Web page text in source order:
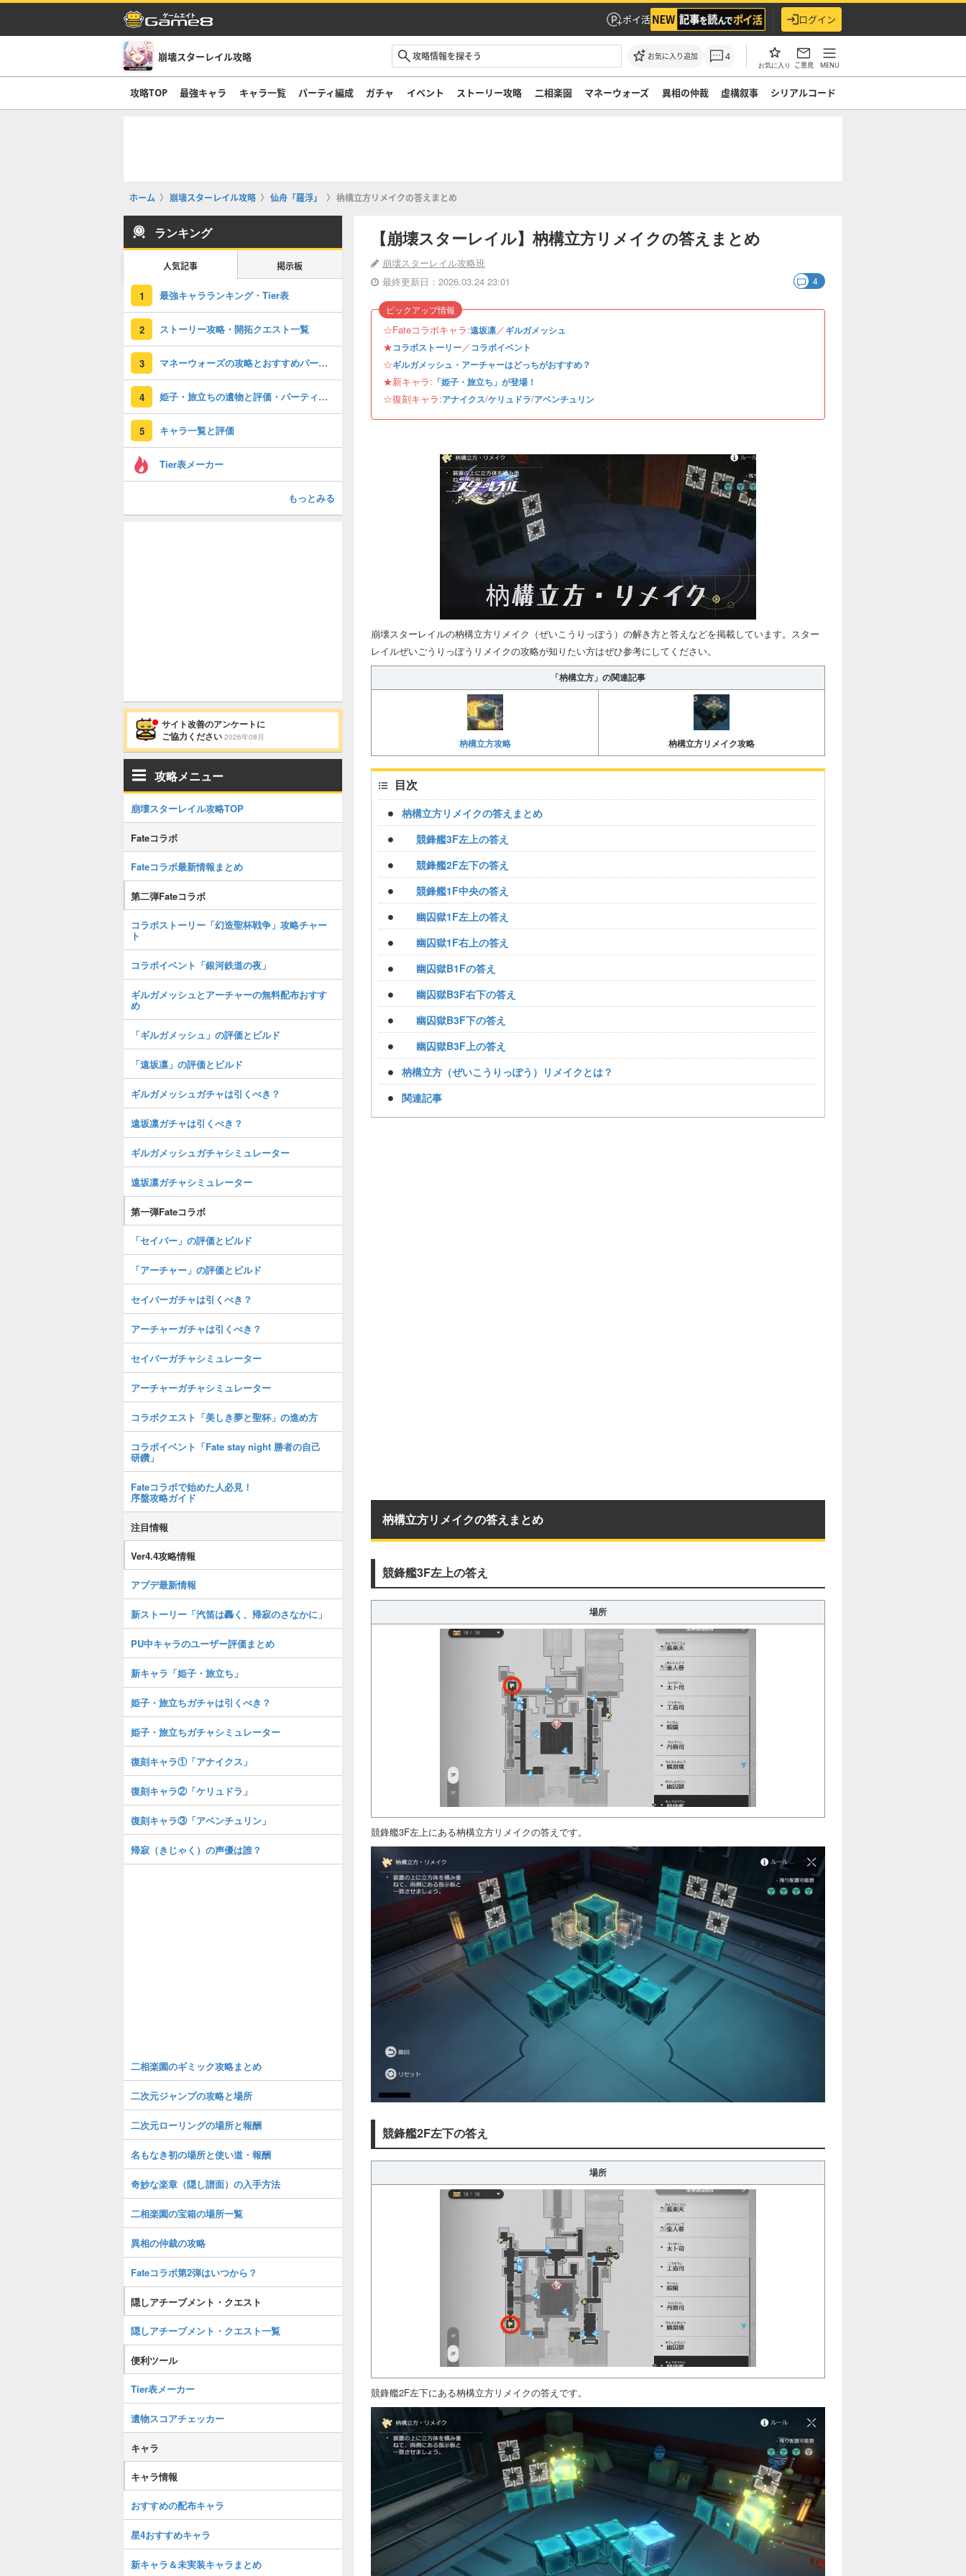
ポイ活 ログイン
崩壊スターレイル攻略 お気に入り追加 4
お気に入り ご意見 MENU
攻略TOP 最強キャラ キャラ一覧 パーティ編成 ガチャ イベント ストーリー攻略 二相楽園 マネーウォーズ 異相の仲裁 虚構叙事 シリアルコード
ホーム 崩壊スターレイル攻略 仙舟「羅浮」 枘構立方リメイクの答えまとめ
【崩壊スターレイル】枘構立方リメイクの答えまとめ
崩壊スターレイル攻略班
最終更新日：2026.03.24 23:01
4
☆Fateコラボキャラ:遠坂凛／ギルガメッシュ
★コラボストーリー／コラボイベント
☆ギルガメッシュ・アーチャーはどっちがおすすめ？
★新キャラ: 「姫子・旅立ち」が登場！
☆復刻キャラ:アナイクス/ケリュドラ/アベンチュリン
ピックアップ情報
崩壊スターレイルの枘構立方リメイク（ぜいこうりっぽう）の解き方と答えなどを掲載しています。スター
レイルぜいごうりっぽうリメイクの攻略が知りたい方はぜひ参考にしてください。
「枘構立方」の関連記事
枘構立方攻略 枘構立方リメイク攻略
目次
枘構立方リメイクの答えまとめ
競鋒艦3F左上の答え
競鋒艦2F左下の答え
競鋒艦1F中央の答え
幽囚獄1F左上の答え
幽囚獄1F右上の答え
幽囚獄B1Fの答え
幽囚獄B3F右下の答え
幽囚獄B3F下の答え
幽囚獄B3F上の答え
枘構立方（ぜいこうりっぽう）リメイクとは？
関連記事
枘構立方リメイクの答えまとめ
競鋒艦3F左上の答え
場所
競鋒艦3F左上にある枘構立方リメイクの答えです。
競鋒艦2F左下の答え
場所
競鋒艦2F左下にある枘構立方リメイクの答えです。
ランキング
人気記事 掲示板
1 最強キャラランキング・Tier表
2 ストーリー攻略・開拓クエスト一覧
3 マネーウォーズの攻略とおすすめパーティ編成
4 姫子・旅立ちの遺物と評価・パーティ編成
5 キャラ一覧と評価
Tier表メーカー
もっとみる
サイト改善のアンケートに
ご協力ください 2026年08月
攻略メニュー
崩壊スターレイル攻略TOP
Fateコラボ
Fateコラボ最新情報まとめ
第二弾Fateコラボ
コラボストーリー「幻造聖杯戦争」攻略チャー
ト
コラボイベント「銀河鉄道の夜」
ギルガメッシュとアーチャーの無料配布おすす
め
「ギルガメッシュ」の評価とビルド
「遠坂凛」の評価とビルド
ギルガメッシュガチャは引くべき？
遠坂凛ガチャは引くべき？
ギルガメッシュガチャシミュレーター
遠坂凛ガチャシミュレーター
第一弾Fateコラボ
「セイバー」の評価とビルド
「アーチャー」の評価とビルド
セイバーガチャは引くべき？
アーチャーガチャは引くべき？
セイバーガチャシミュレーター
アーチャーガチャシミュレーター
コラボクエスト「美しき夢と聖杯」の進め方
コラボイベント「Fate stay night 勝者の自己
研鑽」
Fateコラボで始めた人必見！
序盤攻略ガイド
注目情報
Ver4.4攻略情報
アプデ最新情報
新ストーリー「汽笛は轟く、帰寂のさなかに」
PU中キャラのユーザー評価まとめ
新キャラ「姫子・旅立ち」
姫子・旅立ちガチャは引くべき？
姫子・旅立ちガチャシミュレーター
復刻キャラ①「アナイクス」
復刻キャラ②「ケリュドラ」
復刻キャラ③「アベンチュリン」
帰寂（きじゃく）の声優は誰？
二相楽園のギミック攻略まとめ
二次元ジャンプの攻略と場所
二次元ローリングの場所と報酬
名もなき初の場所と使い道・報酬
奇妙な楽章（隠し譜面）の入手方法
二相楽園の宝箱の場所一覧
異相の仲裁の攻略
Fateコラボ第2弾はいつから？
隠しアチーブメント・クエスト
隠しアチーブメント・クエスト一覧
便利ツール
Tier表メーカー
遺物スコアチェッカー
キャラ
キャラ情報
おすすめの配布キャラ
星4おすすめキャラ
新キャラ＆未実装キャラまとめ